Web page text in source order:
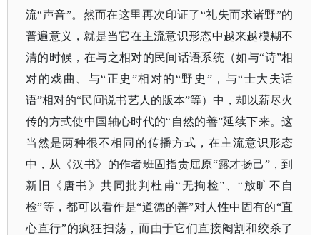
流“声音”。然而在这里再次印证了“礼失而求诸野”的
普遍意义，就是当它在主流意识形态中越来越模糊不
清的时候，在与之相对的民间话语系统（如与“诗”相
对的戏曲、与“正史”相对的“野史”，与“士大夫话
语”相对的“民间说书艺人的版本”等）中，却以薪尽火
传的方式使中国轴心时代的“自然的善”延续下来。这
当然是两种很不相同的传播方式，在主流意识形态
中，从《汉书》的作者班固指责屈原“露才扬己”，到
新旧《唐书》共同批判杜甫“无拘检”、“放旷不自
检”等，都可以看作是“道德的善”对人性中固有的“直
心直行”的疯狂扫荡，而由于它们直接阉割和绞杀了